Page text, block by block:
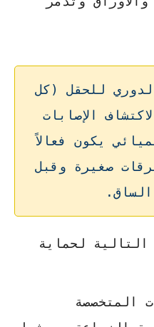
للحقل (كل
الإصابات
يكون فعالاً
صغيرة وقبل
لحماية
المتخصصة